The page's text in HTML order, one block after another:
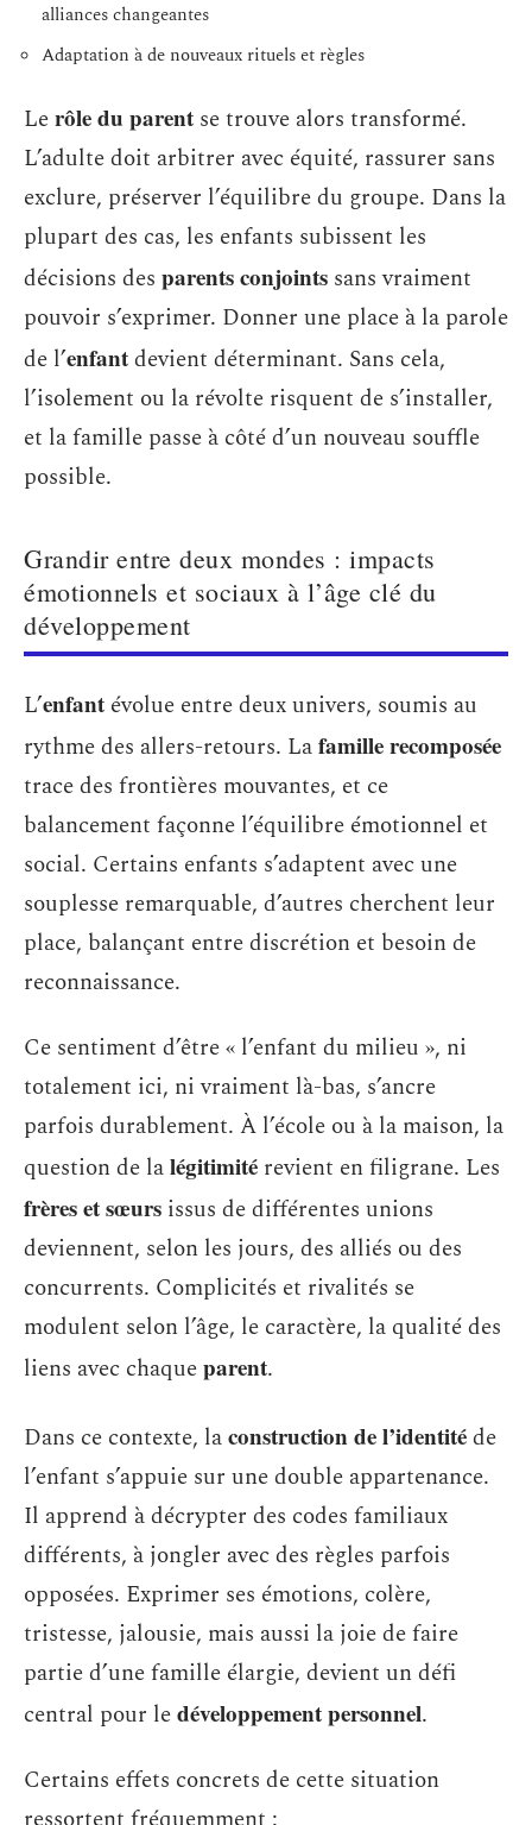
alliances changeantes
Adaptation à de nouveaux rituels et règles
Lerôle du parent se trouve alors transformé.
L’adulte doit arbitrer avec équité, rassurer sans
exclure, préserver l’équilibre du groupe. Dans la
plupart des cas, les enfants subissent les
décisions des parents conjoints sans vraiment
pouvoir s’exprimer. Donner une place à la parole
de l’enfantdevient déterminant. Sans cela,
l’isolement ou la révolte risquent de s’installer,
et la famille passe à côté d’un nouveau souffle
possible.
Grandir entre deux mondes : impacts
émotionnels et sociaux à l’âge clé du
développement
L’enfant évolue entre deux univers, soumis au
rythme des allers-retours. Lafamille recomposée
trace des frontières mouvantes, et ce
balancement façonne l’équilibre émotionnel et
social. Certains enfants s’adaptent avec une
souplesse remarquable, d’autres cherchent leur
place, balançant entre discrétion et besoin de
reconnaissance.
Ce sentiment d’être « l’enfant du milieu », ni
totalement ici, ni vraiment là-bas, s’ancre
parfois durablement. À l’école ou à la maison, la
question de lalégitimité revient en filigrane. Les
frères et sœurs issus de différentes unions
deviennent, selon les jours, des alliés ou des
concurrents. Complicités et rivalités se
modulent selon l’âge, le caractère, la qualité des
liens avec chaqueparent.
Dans ce contexte, laconstruction de l’identitéde
l’enfant s’appuie sur une double appartenance.
Il apprend à décrypter des codes familiaux
différents, à jongler avec des règles parfois
opposées. Exprimer ses émotions, colère,
tristesse, jalousie, mais aussi la joie de faire
partie d’une famille élargie, devient un défi
central pour ledéveloppement personnel.
Certains effets concrets de cette situation